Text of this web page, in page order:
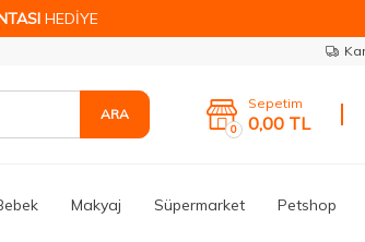
HEDİYE
ARA
0
Sepetim
0,00 TL
Makyaj Süpermarket Petshop